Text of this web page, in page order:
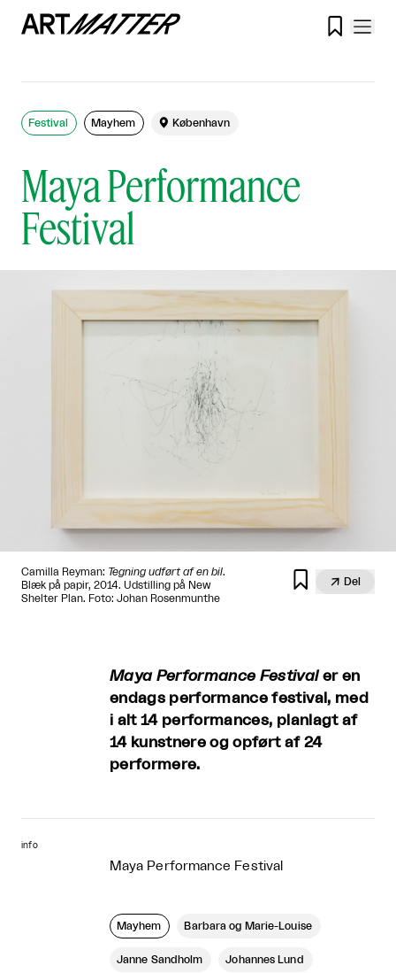

Maya Performance
Festival
Festival Mayhem  København
Camilla Reyman: Tegning udført af en bil.
Blæk på papir, 2014. Udstilling på New
Shelter Plan. Foto: Johan Rosenmunthe
  Del
Maya Performance Festivaler en
endags performance festival, med
i alt 14 performances, planlagt af
14 kunstnere og opført af 24
performere.
info
Maya Performance Festival
Mayhem Barbara og Marie-Louise
Janne Sandholm Johannes Lund